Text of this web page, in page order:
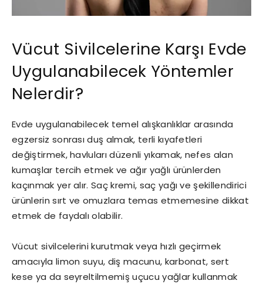
Vücut Sivilcelerine Karşı Evde
Uygulanabilecek Yöntemler
Nelerdir?
Evde uygulanabilecek temel alışkanlıklar arasında
egzersiz sonrası duş almak, terli kıyafetleri
değiştirmek, havluları düzenli yıkamak, nefes alan
kumaşlar tercih etmek ve ağır yağlı ürünlerden
kaçınmak yer alır. Saç kremi, saç yağı ve şekillendirici
ürünlerin sırt ve omuzlara temas etmemesine dikkat
etmek de faydalı olabilir.
Vücut sivilcelerini kurutmak veya hızlı geçirmek
amacıyla limon suyu, diş macunu, karbonat, sert
kese ya da seyreltilmemiş uçucu yağlar kullanmak